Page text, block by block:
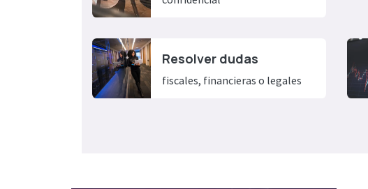
Resolver dudas
fiscales, financieras o legales